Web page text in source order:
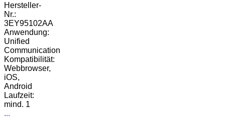
Hersteller-
Nr.:
3EY95102AA
Anwendung:
Unified
Communication
Kompatibilität:
Webbrowser,
iOS,
Android
Laufzeit:
mind. 1
...